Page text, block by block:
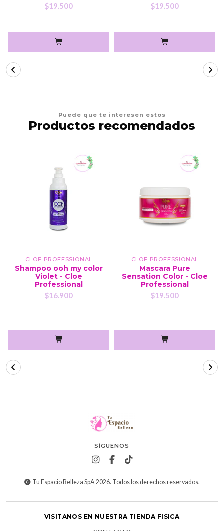
$19.500
$19.500
Puede que te interesen estos
Productos recomendados
CLOE PROFESSIONAL
Shampoo ooh my color
Violet - Cloe
Professional
$16.900
CLOE PROFESSIONAL
Mascara Pure
Sensation Color - Cloe
Professional
$19.500
SÍGUENOS
Tu Espacio Belleza SpA 2026. Todos los derechos reservados.
VISITANOS EN NUESTRA TIENDA FISICA